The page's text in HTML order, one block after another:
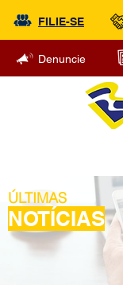
FILIE-SE
Denuncie
ÚLTIMAS
NOTÍCIAS